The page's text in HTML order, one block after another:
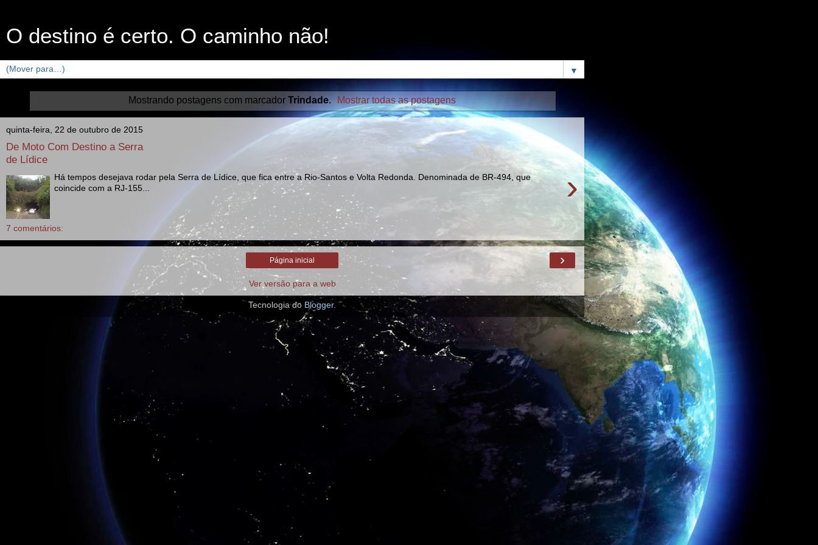
O destino é certo. O caminho não!
▼
Mostrando postagens com marcador Trindade. Mostrar todas as postagens
quinta-feira, 22 de outubro de 2015
De Moto Com Destino a Serra
de Lídice
›
Há tempos desejava rodar pela Serra de Lídice, que fica entre a Rio-Santos e Volta Redonda. Denominada de BR-494, que
coincide com a RJ-155...
7 comentários:
›
Página inicial
Ver versão para a web
Tecnologia do Blogger.